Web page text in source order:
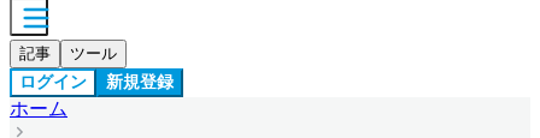
記事 ツール
ログイン 新規登録
ホーム